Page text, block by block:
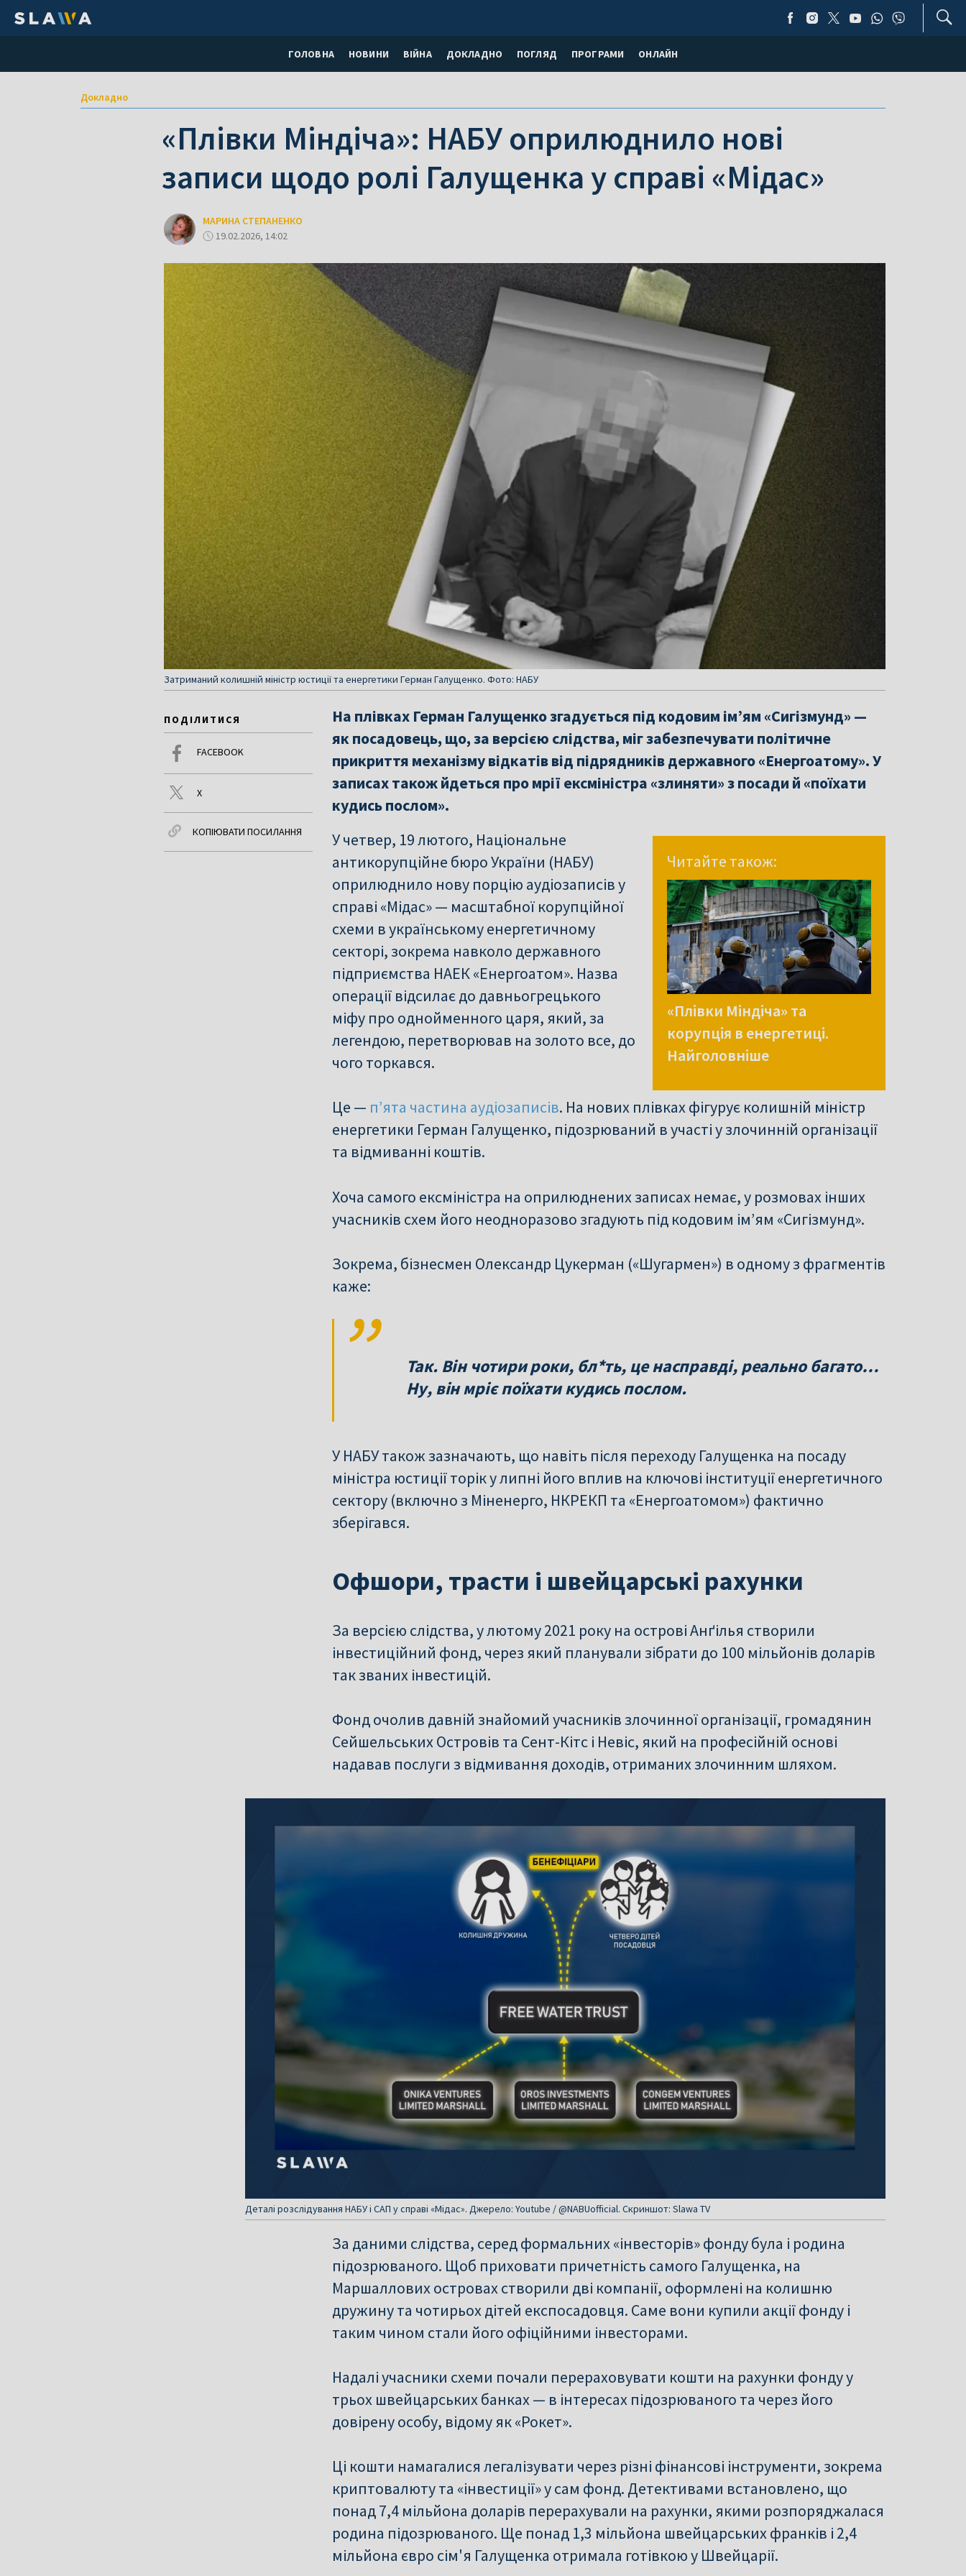
ГОЛОВНА НОВИНИ ВІЙНА ДОКЛАДНО ПОГЛЯД ПРОГРАМИ ОНЛАЙН
Докладно
«Плівки Міндіча»: НАБУ оприлюднило нові
записи щодо ролі Галущенка у справі «Мідас»
МАРИНА СТЕПАНЕНКО
19.02.2026, 14:02
Затриманий колишній міністр юстиції та енергетики Герман Галущенко. Фото: НАБУ
ПОДІЛИТИСЯ
FACEBOOK
X
КОПІЮВАТИ ПОСИЛАННЯ
На плівках Герман Галущенко згадується під кодовим ім’ям «Сигізмунд» —
як посадовець, що, за версією слідства, міг забезпечувати політичне
прикриття механізму відкатів від підрядників державного «Енергоатому». У
записах також йдеться про мрії ексміністра «злиняти» з посади й «поїхати
кудись послом».
Читайте також:
«Плівки Міндіча» та
корупція в енергетиці.
Найголовніше
У четвер, 19 лютого, Національне
антикорупційне бюро України (НАБУ)
оприлюднило нову порцію аудіозаписів у
справі «Мідас» — масштабної корупційної
схеми в українському енергетичному
секторі, зокрема навколо державного
підприємства НАЕК «Енергоатом». Назва
операції відсилає до давньогрецького
міфу про однойменного царя, який, за
легендою, перетворював на золото все, до
чого торкався.
Це — п’ята частина аудіозаписів. На нових плівках фігурує колишній міністр
енергетики Герман Галущенко, підозрюваний в участі у злочинній організації
та відмиванні коштів.
Хоча самого ексміністра на оприлюднених записах немає, у розмовах інших
учасників схем його неодноразово згадують під кодовим ім’ям «Сигізмунд».
Зокрема, бізнесмен Олександр Цукерман («Шугармен») в одному з фрагментів
каже:
Так. Він чотири роки, бл*ть, це насправді, реально багато…
Ну, він мріє поїхати кудись послом.
У НАБУ також зазначають, що навіть після переходу Галущенка на посаду
міністра юстиції торік у липні його вплив на ключові інституції енергетичного
сектору (включно з Міненерго, НКРЕКП та «Енергоатомом») фактично
зберігався.
Офшори, трасти і швейцарські рахунки
За версією слідства, у лютому 2021 року на острові Анґілья створили
інвестиційний фонд, через який планували зібрати до 100 мільйонів доларів
так званих інвестицій.
Фонд очолив давній знайомий учасників злочинної організації, громадянин
Сейшельських Островів та Сент-Кітс і Невіс, який на професійній основі
надавав послуги з відмивання доходів, отриманих злочинним шляхом.
Деталі розслідування НАБУ і САП у справі «Мідас». Джерело: Youtube / @NABUofficial. Скриншот: Slawa TV
За даними слідства, серед формальних «інвесторів» фонду була і родина
підозрюваного. Щоб приховати причетність самого Галущенка, на
Маршаллових островах створили дві компанії, оформлені на колишню
дружину та чотирьох дітей експосадовця. Саме вони купили акції фонду і
таким чином стали його офіційними інвесторами.
Надалі учасники схеми почали перераховувати кошти на рахунки фонду у
трьох швейцарських банках — в інтересах підозрюваного та через його
довірену особу, відому як «Рокет».
Ці кошти намагалися легалізувати через різні фінансові інструменти, зокрема
криптовалюту та «інвестиції» у сам фонд. Детективами встановлено, що
понад 7,4 мільйона доларів перерахували на рахунки, якими розпоряджалася
родина підозрюваного. Ще понад 1,3 мільйона швейцарських франків і 2,4
мільйона євро сім'я Галущенка отримала готівкою у Швейцарії.